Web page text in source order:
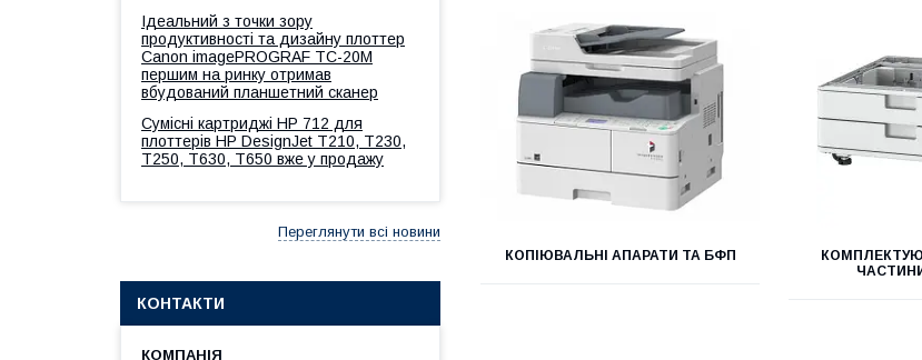
КОПІЮВАЛЬНІ АПАРАТИ ТА БФП
Ідеальний з точки зору
продуктивності та дизайну плоттер
Canon imagePROGRAF TC-20M
першим на ринку отримав
вбудований планшетний сканер
Сумісні картриджі HP 712 для
плоттерів HP DesignJet T210, T230,
T250, T630, T650 вже у продажу
Переглянути всі новини
КОНТАКТИ